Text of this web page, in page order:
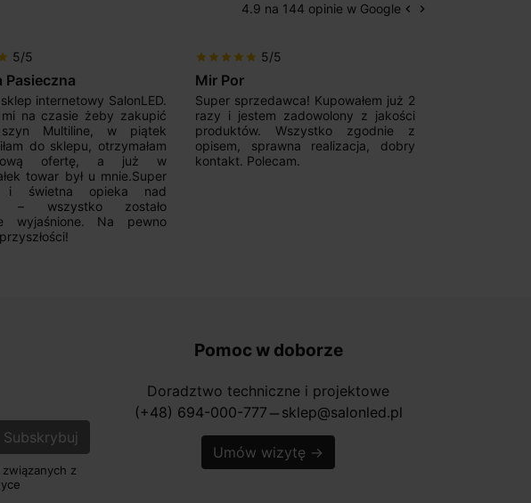
4.9 na 144 opinie w Google Poprzedni
keyboard_arrow_left Następny
keyboard_arrow_right
5/5
Pasieczna
internetowy SalonLED.
mi na czasie żeby zakupić
Multiline, w piątek
do sklepu, otrzymałam
ofertę, a już w
towar był u mnie.Super
i świetna opieka nad
– wszystko zostało
wyjaśnione. Na pewno
star star star star star 5/5
Mir Por
Super sprzedawca! Kupowałem już 2
razy i jestem zadowolony z jakości
produktów. Wszystko zgodnie z
opisem, sprawna realizacja, dobry
kontakt. Polecam.
z
Pomoc w doborze
Doradztwo techniczne i projektowe
(+48) 694-000-777 horizontal_rule sklep@salonled.pl
Umów wizytę →